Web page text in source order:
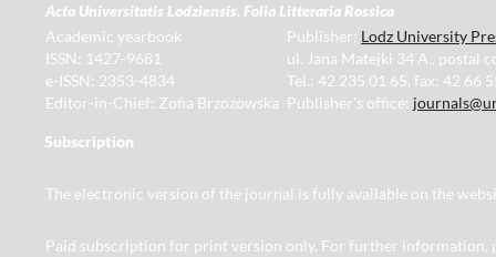
Acta Universitatis Lodziensis. Folia Litteraria Rossica
Academic yearbook
ISSN: 1427-9681
e-ISSN: 2353-4834
Editor-in-Chief: Zofia Brzozowska
Publisher: Lodz University
ul. Jana Matejki 34 A., postal
Tel.: 42 235 01 65, fax: 42 66
Publisher's office:
Subscription
The electronic version of the journal is fully available on the
Paid subscription for print version only. For further information,